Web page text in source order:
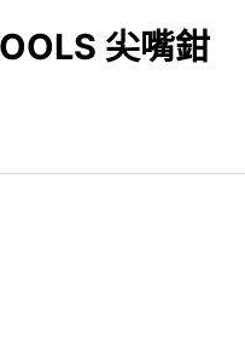
尖嘴鉗